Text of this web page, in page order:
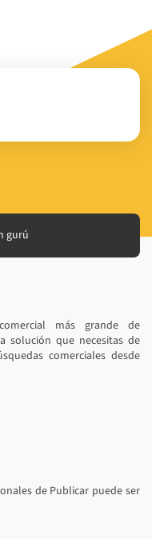
gurú
más grande de
solución que necesitas de
comerciales desde
de Publicar puede ser